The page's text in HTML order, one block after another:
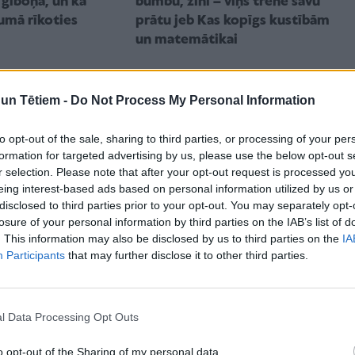
Tētiem - Do Not Process My Personal Information
opt-out of the sale, sharing to third parties, or processing of your
for targeted advertising by us, please use the below opt-out
selection. Please note that after your opt-out request is processed
interest-based ads based on personal information utilized by us
to third parties prior to your opt-out. You may separately
of your personal information by third parties on the IAB’s list of
This information may also be disclosed by us to third parties on the
Participants that may further disclose it to other third parties.
Data Processing Opt Outs
opt-out of the Sharing of my personal data.
rīkoties
prātu jeb Kas kopīgs kustībām
un matemātikai
ķermeni, kad
ĢIMENES VESELĪBA
Pieķer sevi, ka nevari vairs
kaut ko atcerēties? 6 padomi,